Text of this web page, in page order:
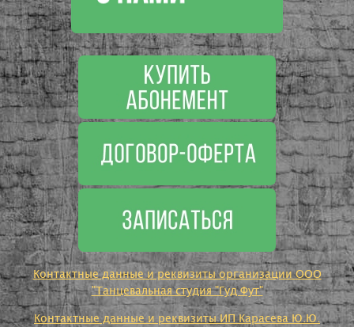
Контактные данные и реквизиты организации ООО
"Танцевальная студия "Гуд Фут"
Контактные данные и реквизиты ИП Карасева Ю.Ю.